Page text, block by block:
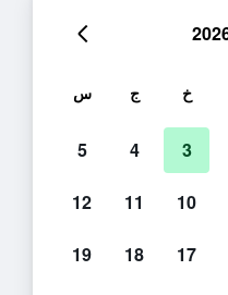
خ ج س
3
4
5
10
11
12
17
18
19